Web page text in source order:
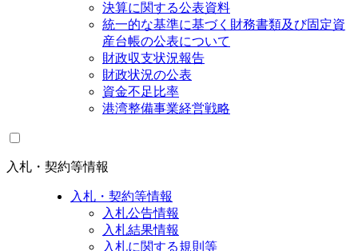
決算に関する公表資料
統一的な基準に基づく財務書類及び固定資
産台帳の公表について
財政収支状況報告
財政状況の公表
資金不足比率
港湾整備事業経営戦略
入札・契約等情報
入札・契約等情報
入札公告情報
入札結果情報
入札に関する規則等